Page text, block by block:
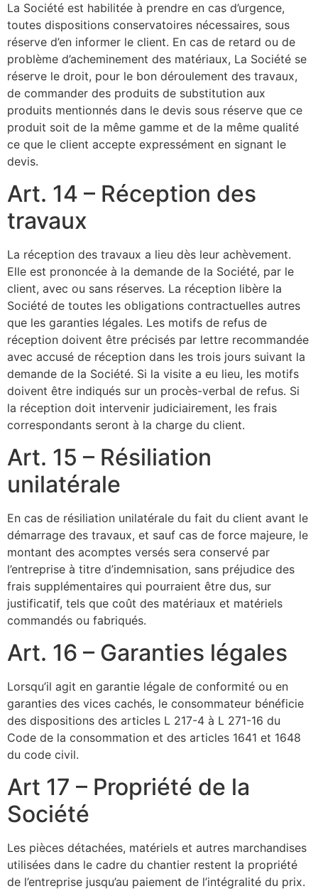
La Société est habilitée à prendre en cas d’urgence,
toutes dispositions conservatoires nécessaires, sous
réserve d’en informer le client. En cas de retard ou de
problème d’acheminement des matériaux, La Société se
réserve le droit, pour le bon déroulement des travaux,
de commander des produits de substitution aux
produits mentionnés dans le devis sous réserve que ce
produit soit de la même gamme et de la même qualité
ce que le client accepte expressément en signant le
devis.
Art. 14 – Réception des
travaux
La réception des travaux a lieu dès leur achèvement.
Elle est prononcée à la demande de la Société, par le
client, avec ou sans réserves. La réception libère la
Société de toutes les obligations contractuelles autres
que les garanties légales. Les motifs de refus de
réception doivent être précisés par lettre recommandée
avec accusé de réception dans les trois jours suivant la
demande de la Société. Si la visite a eu lieu, les motifs
doivent être indiqués sur un procès-verbal de refus. Si
la réception doit intervenir judiciairement, les frais
correspondants seront à la charge du client.
Art. 15 – Résiliation
unilatérale
En cas de résiliation unilatérale du fait du client avant le
démarrage des travaux, et sauf cas de force majeure, le
montant des acomptes versés sera conservé par
l’entreprise à titre d’indemnisation, sans préjudice des
frais supplémentaires qui pourraient être dus, sur
justificatif, tels que coût des matériaux et matériels
commandés ou fabriqués.
Art. 16 – Garanties légales
Lorsqu’il agit en garantie légale de conformité ou en
garanties des vices cachés, le consommateur bénéficie
des dispositions des articles L 217-4 à L 271-16 du
Code de la consommation et des articles 1641 et 1648
du code civil.
Art 17 – Propriété de la
Société
Les pièces détachées, matériels et autres marchandises
utilisées dans le cadre du chantier restent la propriété
de l’entreprise jusqu’au paiement de l’intégralité du prix.